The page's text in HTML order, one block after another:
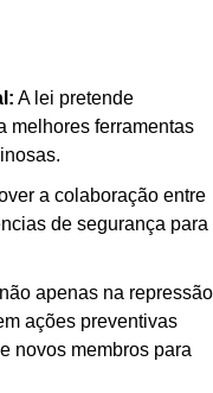
A lei pretende
melhores ferramentas
a colaboração entre
de segurança para
apenas na repressão
ações preventivas
novos membros para